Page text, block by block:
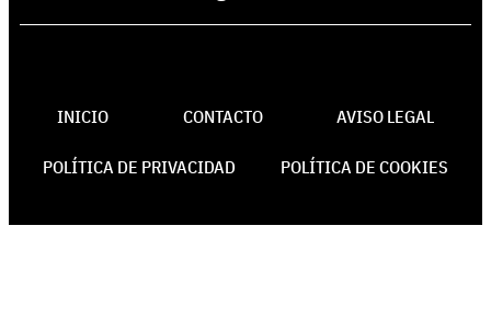
INICIO CONTACTO AVISO LEGAL
POLÍTICA DE PRIVACIDAD POLÍTICA DE COOKIES